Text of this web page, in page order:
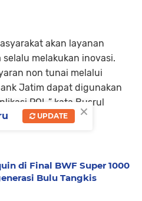
akan layanan
melakukan inovasi.
non tunai melalui
Jatim dapat digunakan
POL,” kata Busrul
di Final BWF Super 1000
Bulu Tangkis
×
UPDATE